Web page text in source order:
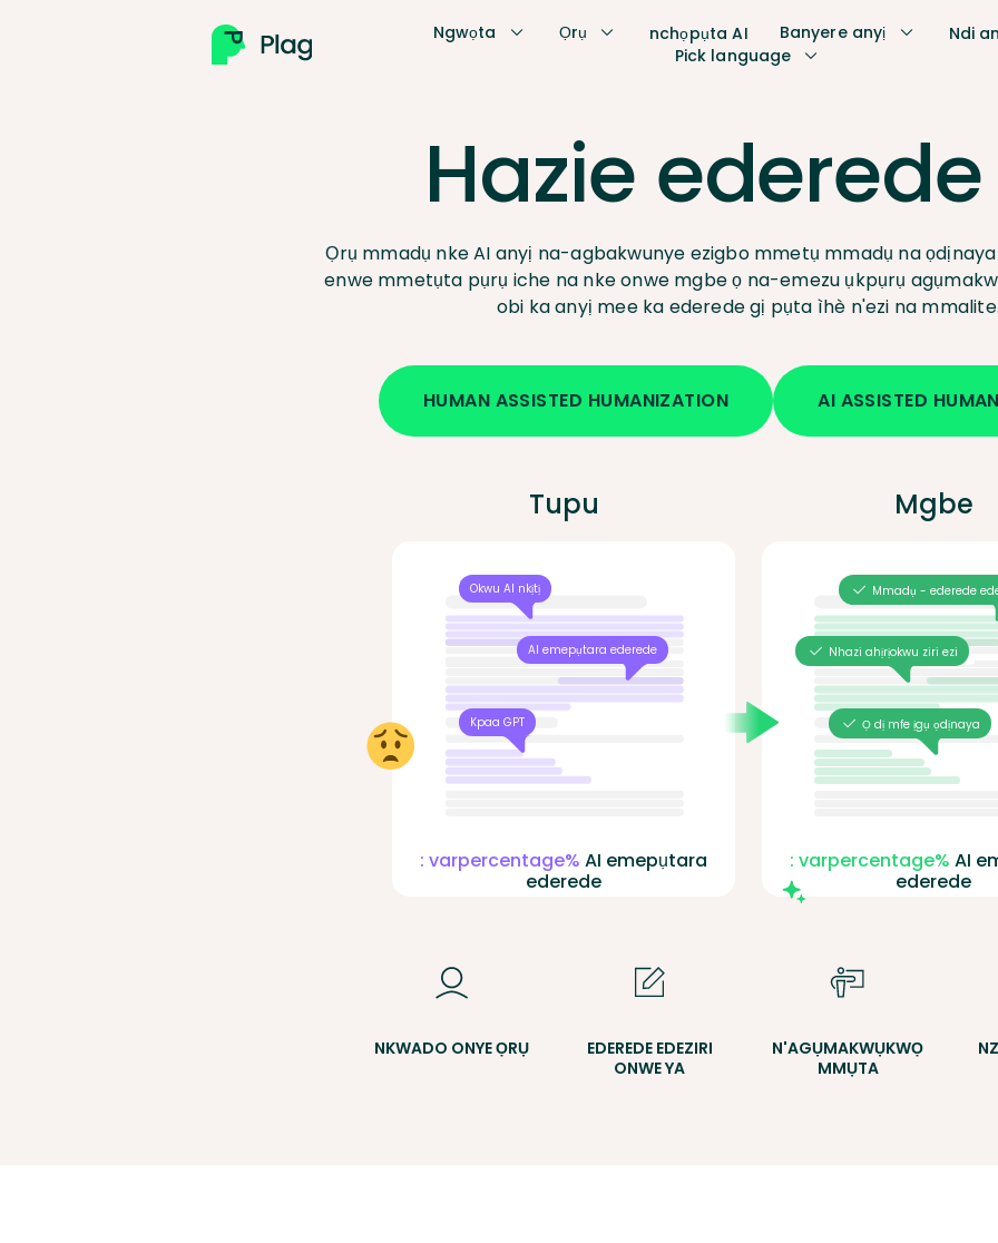
Ngwọta Ọrụ nchọpụta AI Banyere anyị
Ndi
Pick language
Hazie
Ọrụ mmadụ nke AI anyị na-agbakwunye ezigbo mmetụ mmadụ na
enwe mmetụta pụrụ iche na nke onwe mgbe ọ na-emezu ụkpụrụ
obi ka anyị mee ka ederede gị pụta ìhè n'ezi na mmalite.
HUMAN ASSISTED HUMANIZATION AI ASSISTED
Tupu
: varpercentage% AI emepụtara
ederede
Okwu AI nkịtị
AI emepụtara ederede
Kpaa GPT
Mgbe
: varpercentage% AI
ederede
Mmadụ - ederede
Nhazi ahịrịokwu ziri ezi
Ọ dị mfe ịgụ ọdịnaya
NKWADO ONYE ỌRỤ
EDEREDE EDEZIRI
ONWE YA
N'AGỤMAKWỤKWỌ
MMỤTA